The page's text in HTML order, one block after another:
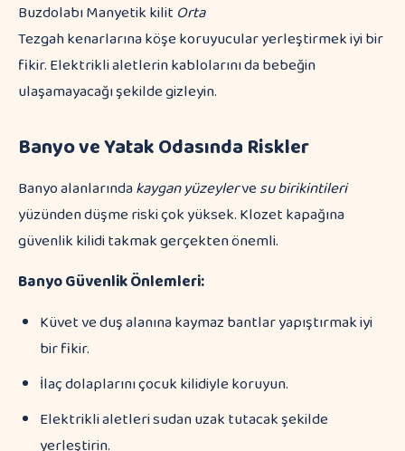
Buzdolabı Manyetik kilit Orta
Tezgah kenarlarına köşe koruyucular yerleştirmek iyi bir
fikir. Elektrikli aletlerin kablolarını da bebeğin
ulaşamayacağı şekilde gizleyin.
Banyo ve Yatak Odasında Riskler
Banyo alanlarındakaygan yüzeylervesu birikintileri
yüzünden düşme riski çok yüksek. Klozet kapağına
güvenlik kilidi takmak gerçekten önemli.
Banyo Güvenlik Önlemleri:
Küvet ve duş alanına kaymaz bantlar yapıştırmak iyi
bir fikir.
İlaç dolaplarını çocuk kilidiyle koruyun.
Elektrikli aletleri sudan uzak tutacak şekilde
yerleştirin.